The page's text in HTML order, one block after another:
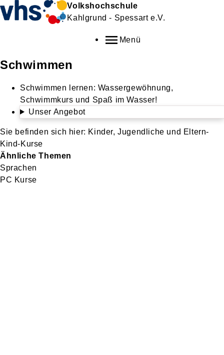
Volkshochschule
Kahlgrund - Spessart e.V.
Menü
Schwimmen
Schwimmen lernen: Wassergewöhnung,
Schwimmkurs und Spaß im Wasser!
Unser Angebot
Kinder, Jugendliche und Eltern-
Kind-Kurse
Ähnliche Themen
Sprachen
PC Kurse